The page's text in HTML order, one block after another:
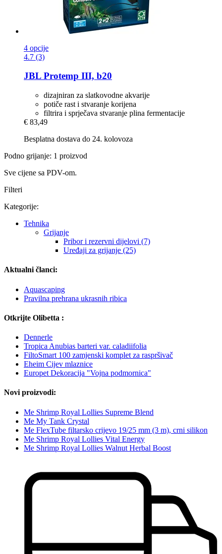
4 opcije
4.7 (3)
JBL Protemp III, b20
dizajniran za slatkovodne akvarije
potiče rast i stvaranje korijena
filtrira i sprječava stvaranje plina fermentacije
€ 83,49
Besplatna dostava do 24. kolovoza
Podno grijanje: 1 proizvod
Sve cijene sa PDV-om.
Filteri
Kategorije:
Tehnika
Grijanje
Pribor i rezervni dijelovi (7)
Uređaji za grijanje (25)
Aktualni članci:
Aquascaping
Pravilna prehrana ukrasnih ribica
Otkrijte Olibetta :
Dennerle
Tropica Anubias barteri var. caladiifolia
FiltoSmart 100 zamjenski komplet za raspršivač
Eheim Cijev mlaznice
Europet Dekoracija "Vojna podmornica"
Novi proizvodi:
Me Shrimp Royal Lollies Supreme Blend
Me My Tank Crystal
Me FlexTube filtarsko crijevo 19/25 mm (3 m), crni silikon
Me Shrimp Royal Lollies Vital Energy
Me Shrimp Royal Lollies Walnut Herbal Boost